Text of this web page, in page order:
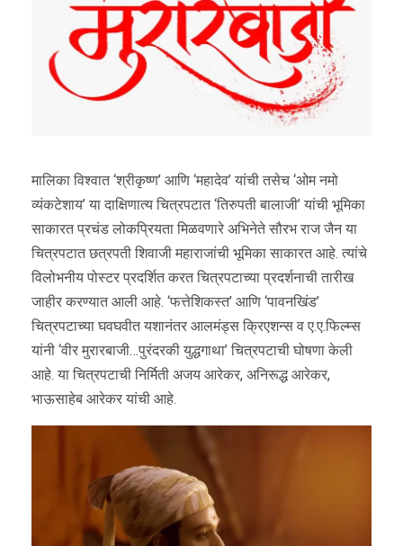
मालिका विश्वात ‘श्रीकृष्ण’ आणि ‘महादेव’ यांची तसेच ‘ओम नमो
व्यंकटेशाय’ या दाक्षिणात्य चित्रपटात ‘तिरुपती बालाजी’ यांची भूमिका
साकारत प्रचंड लोकप्रियता मिळवणारे अभिनेते सौरभ राज जैन या
चित्रपटात छत्रपती शिवाजी महाराजांची भूमिका साकारत आहे. त्यांचे
विलोभनीय पोस्टर प्रदर्शित करत चित्रपटाच्या प्रदर्शनाची तारीख
जाहीर करण्यात आली आहे. ‘फत्तेशिकस्त’ आणि ‘पावनखिंड’
चित्रपटाच्या घवघवीत यशानंतर आलमंड्स क्रिएशन्स व ए.ए.फिल्म्स
यांनी ‘वीर मुरारबाजी…पुरंदरकी युद्धगाथा’ चित्रपटाची घोषणा केली
आहे. या चित्रपटाची निर्मिती अजय आरेकर, अनिरूद्ध आरेकर,
भाऊसाहेब आरेकर यांची आहे.